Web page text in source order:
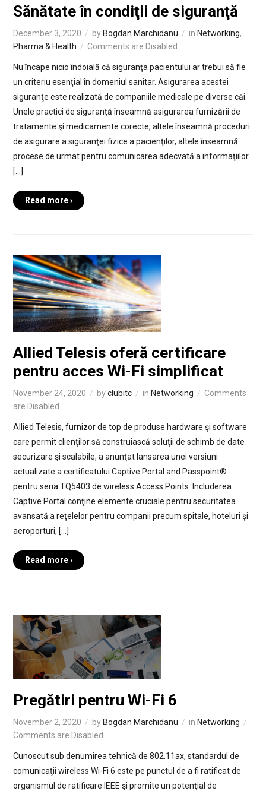
Sănătate în condiţii de siguranţă
December 3, 2020 by Bogdan Marchidanu in Networking,
Pharma & Health
Comments are Disabled
Nu încape nicio îndoială că siguranţa pacientului ar trebui să fie
un criteriu esenţial în domeniul sanitar. Asigurarea acestei
siguranţe este realizată de companiile medicale pe diverse căi.
Unele practici de siguranţă înseamnă asigurarea furnizării de
tratamente şi medicamente corecte, altele înseamnă proceduri
de asigurare a siguranţei fizice a pacienţilor, altele înseamnă
procese de urmat pentru comunicarea adecvată a informaţiilor
[…]
Read more ›
Allied Telesis oferă certificare
pentru acces Wi-Fi simplificat
November 24, 2020 byclubitc in Networking
Comments
are Disabled
Allied Telesis, furnizor de top de produse hardware şi software
care permit clienţilor să construiască soluţii de schimb de date
securizare şi scalabile, a anunţat lansarea unei versiuni
actualizate a certificatului Captive Portal and Passpoint®
pentru seria TQ5403 de wireless Access Points. Includerea
Captive Portal conţine elemente cruciale pentru securitatea
avansată a reţelelor pentru companii precum spitale, hoteluri şi
aeroporturi, […]
Read more ›
Pregătiri pentru Wi-Fi 6
November 2, 2020 by Bogdan Marchidanu in Networking
Comments are Disabled
Cunoscut sub denumirea tehnică de 802.11ax, standardul de
comunicaţii wireless Wi-Fi 6 este pe punctul de a fi ratificat de
organismul de ratificare IEEE şi promite un potenţial de